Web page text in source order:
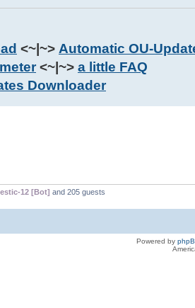
<~|~> Automatic OU-
<~|~> a little FAQ
Downloader
12 [Bot] and 205 guests
Powered by